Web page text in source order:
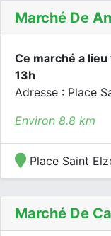
Marché De
Ce marché a
13h
Adresse : Place
Environ 8.8 km
Place Saint
Marché De